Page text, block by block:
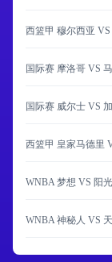
西篮甲 穆尔西亚
国际赛 摩洛哥 VS
国际赛 威尔士 VS
西篮甲 皇家马德里
WNBA 梦想 VS 阳光
WNBA 神秘人 VS